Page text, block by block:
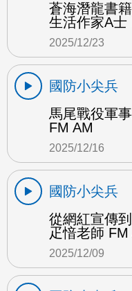
蒼海潛龍書
生活作家A士
2025/12/23
國防小尖兵
馬尾戰役軍
FM AM
2025/12/16
國防小尖兵
從網紅宣傳
疋愔老師 FM
2025/12/09